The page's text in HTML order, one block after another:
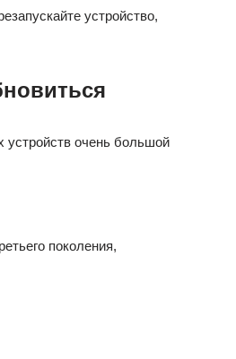
устройство,
очень большой
поколения,